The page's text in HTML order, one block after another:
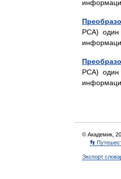
PCA) один
PCA) один
© Академик,
👣
Экспорт